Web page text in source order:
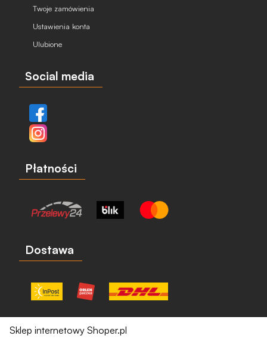
Twoje zamówienia
Ustawienia konta
Ulubione
Social media
Płatności
Dostawa
Sklep internetowy Shoper.pl